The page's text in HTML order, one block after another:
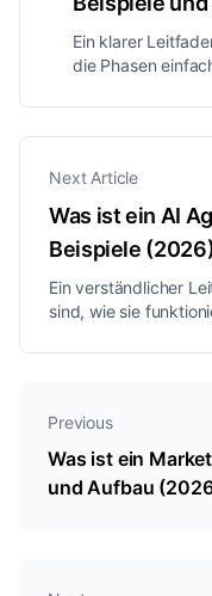
Ein klarer
die Phasen
der aus Fremden
Next Article
Was ist ein AI
Beispiele
Ein verständlicher
sind, wie sie
unterscheiden und
Previous
Was ist ein
und Aufbau